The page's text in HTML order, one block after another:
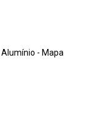
- Mapa